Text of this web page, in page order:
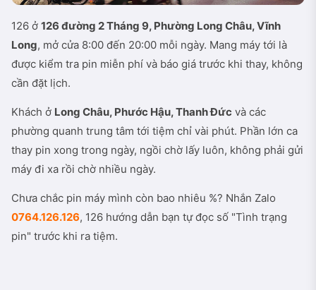
126 ở 126 đường 2 Tháng 9, Phường Long Châu, Vĩnh
Long, mở cửa 8:00 đến 20:00 mỗi ngày. Mang máy tới là
được kiểm tra pin miễn phí và báo giá trước khi thay, không
cần đặt lịch.
Khách ở Long Châu, Phước Hậu, Thanh Đức và các
phường quanh trung tâm tới tiệm chỉ vài phút. Phần lớn ca
thay pin xong trong ngày, ngồi chờ lấy luôn, không phải gửi
máy đi xa rồi chờ nhiều ngày.
Chưa chắc pin máy mình còn bao nhiêu %? Nhắn Zalo
0764.126.126, 126 hướng dẫn bạn tự đọc số "Tình trạng
pin" trước khi ra tiệm.